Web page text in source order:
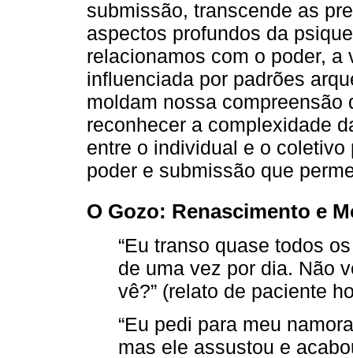
submissão, transcende as
aspectos profundos da
relacionamos com o poder,
influenciada por padrões
moldam nossa
reconhecer a complexidade
entre o individual e o
poder e submissão que
O Gozo: Renascimento e
“Eu transo quase todos
de uma vez por dia. Não
vê?” (relato de paciente
“Eu pedi para meu
mas ele assustou e